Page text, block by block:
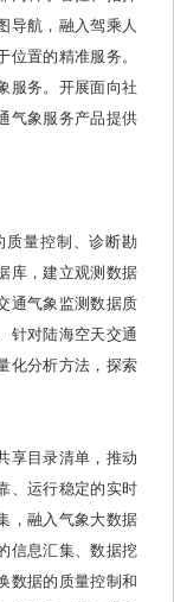
导航，融入驾乘人
位置的精准服务。
服务。开展面向社
气象服务产品提供
质量控制、诊断勘
库，建立观测数据
通气象监测数据质
针对陆海空天交通
化分析方法，探索
享目录清单，推动
、运行稳定的实时
，融入气象大数据
信息汇集、数据挖
数据的质量控制和